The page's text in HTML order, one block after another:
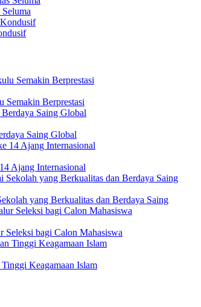
Berprestasi
Saing Global
Ajang Internasional
yang Berkualitas dan Berdaya Saing
bagi Calon Mahasiswa
Keagamaan Islam